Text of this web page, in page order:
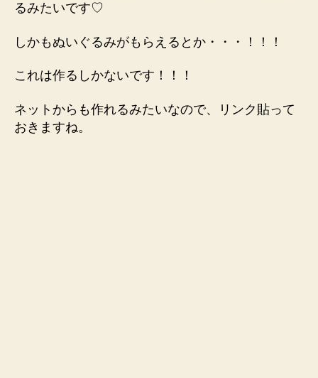
るみたいです♡
しかもぬいぐるみがもらえるとか・・・！！！
これは作るしかないです！！！
ネットからも作れるみたいなので、リンク貼って
おきますね。